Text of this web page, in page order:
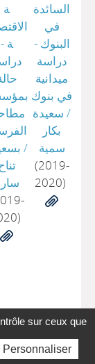
ة
ة -
/
السائدة
في
البنوك -
دراسة
ميدانية
في بنوك
سعيدة /
بكار
سمية
(2019-
2020)
sur ceux que
Personnaliser